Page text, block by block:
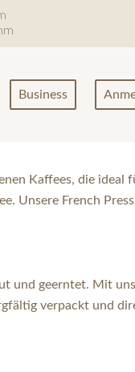
Business
Kaffees, die ideal
Unsere French
und geerntet. Mit
verpackt und